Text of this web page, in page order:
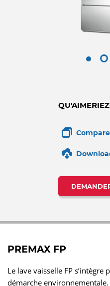
PREMAX FP
Le lave vaisselle FP
démarche